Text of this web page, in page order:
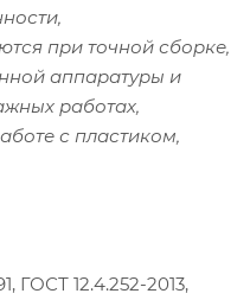
при точной сборке,
аппаратуры и
работах,
с пластиком,
ГОСТ 12.4.252-2013,